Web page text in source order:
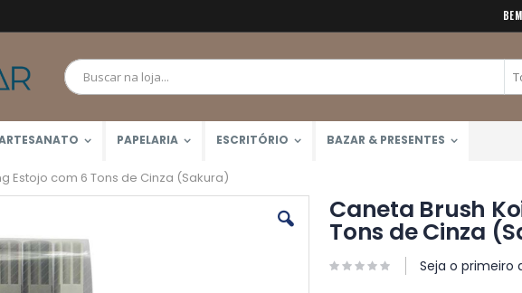
PAPELARIA ESCRITÓRIO BAZAR & PRESENTES
Estojo com 6 Tons de Cinza (Sakura)
Caneta Brush
Tons de Cinza
Seja o primeiro